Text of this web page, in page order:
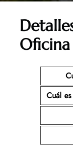
Cuál